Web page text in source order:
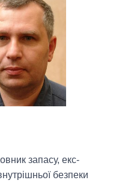
запасу, екс-
безпеки